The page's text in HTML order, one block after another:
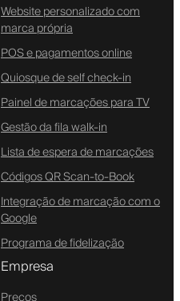
Website personalizado com
marca própria
POS e pagamentos online
Quiosque de self check-in
Painel de marcações para TV
Gestão da fila walk-in
Lista de espera de marcações
Códigos QR Scan-to-Book
Integração de marcação com o
Google
Programa de fidelização
Empresa